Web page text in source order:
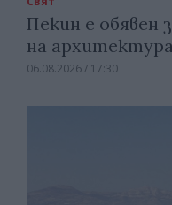
Пекин е обявен
на
06.08.2026 / 17:30